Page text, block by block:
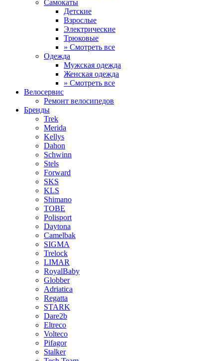
Самокаты
Детские
Взрослые
Электрические
Трюковые
» Смотреть все
Одежда
Мужская одежда
Женская одежда
» Смотреть все
Велосервис
Ремонт велосипедов
Бренды
Trek
Merida
Kellys
Dahon
Schwinn
Stels
Forward
SKS
KLS
Shimano
TOBE
Polisport
Daytona
Camelbak
SIGMA
Trelock
LIMAR
RoyalBaby
Globber
Adriatica
Regatta
STARK
Dare2b
Eltreco
Volteco
Pifagor
Stalker